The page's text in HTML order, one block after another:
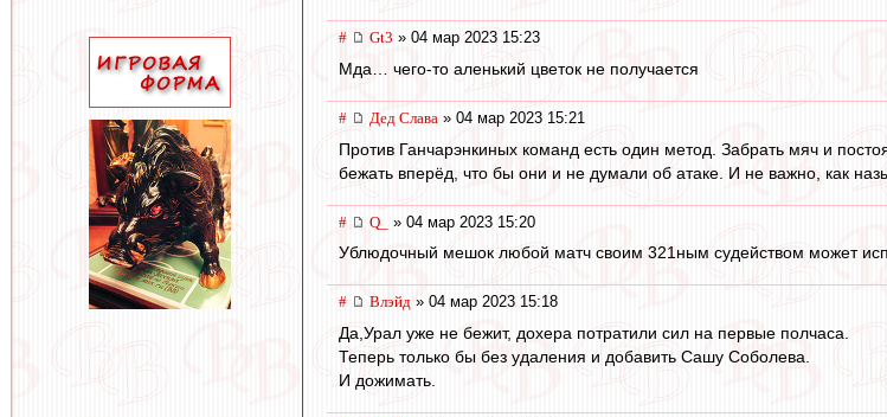
# Gt3 » 04 мар 2023 15:23
Мда… чего-то аленький цветок не получается
# Дед Слава » 04 мар 2023 15:21
Против Ганчарэнкиных команд есть один метод. Забрать мяч и
бежать вперёд, что бы они и не думали об атаке. И не важно, как
# Q_ » 04 мар 2023 15:20
Ублюдочный мешок любой матч своим 321ным судейством может
# Влэйд » 04 мар 2023 15:18
Да,Урал уже не бежит, дохера потратили сил на первые полчаса.
Теперь только бы без удаления и добавить Сашу Соболева.
И дожимать.